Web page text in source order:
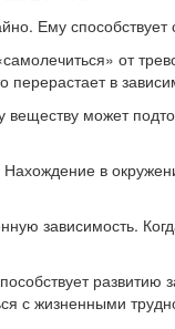
Ему
от
в
может
в
зависимость.
развитию
с жизненными